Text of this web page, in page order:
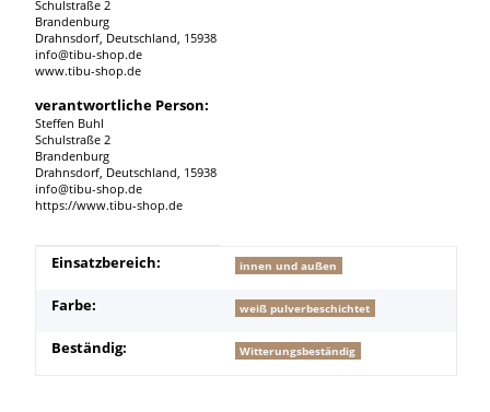
Schulstraße 2
Brandenburg
Drahnsdorf, Deutschland, 15938
info@tibu-shop.de
www.tibu-shop.de
verantwortliche Person:
Steffen Buhl
Schulstraße 2
Brandenburg
Drahnsdorf, Deutschland, 15938
info@tibu-shop.de
https://www.tibu-shop.de
Produkteigenschaft
Wert
Einsatzbereich: innen und außen
Farbe: weiß pulverbeschichtet
Beständig: Witterungsbeständig